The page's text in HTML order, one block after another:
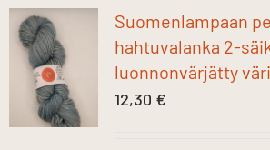
Suomenlampaan
hahtuvalanka 2-
luonnonvärjätty
12,30 €